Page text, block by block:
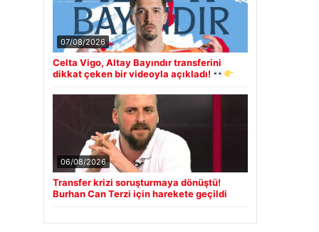
07/08/2026
Celta Vigo, Altay Bayındır transferini
dikkat çeken bir videoyla açıkladı!
06/08/2026
Transfer krizi soruşturmaya dönüştü!
Burhan Can Terzi için harekete geçildi